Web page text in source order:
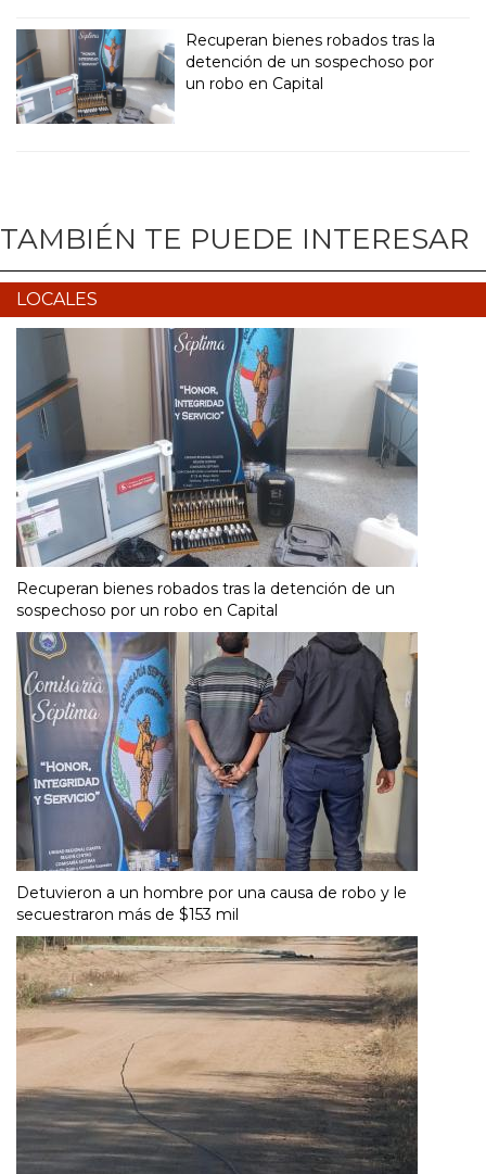
Recuperan bienes robados tras la
detención de un sospechoso por
un robo en Capital
TAMBIÉN TE PUEDE INTERESAR
LOCALES
Recuperan bienes robados tras la detención de un
sospechoso por un robo en Capital
Detuvieron a un hombre por una causa de robo y le
secuestraron más de $153 mil